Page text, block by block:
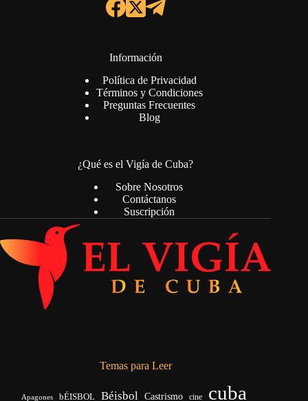
Información
Política de Privacidad
Términos y Condiciones
Preguntas Frecuentes
Blog
¿Qué es el Vigía de Cuba?
Sobre Nosotros
Contáctanos
Suscripción
Temas para Leer
Apagones bÉISBOL Béisbol Castrismo cine cuba